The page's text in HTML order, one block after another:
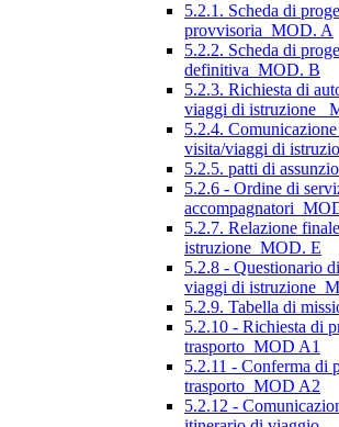
5.2.1. Scheda di
provvisoria_MOD. A
5.2.2. Scheda di
definitiva_MOD. B
5.2.3. Richiesta di
viaggi di istruzione_
5.2.4.
visita/viaggi di
5.2.5. patti di
5.2.6 - Ordine di
5.2.7. Relazione
istruzione_MOD. E
5.2.8 - Questionario
viaggi di
5.2.9. Tabella di
5.2.10 - Richiesta di
trasporto_MOD A1
5.2.11 - Conferma di
trasporto_MOD A2
5.2.12 -